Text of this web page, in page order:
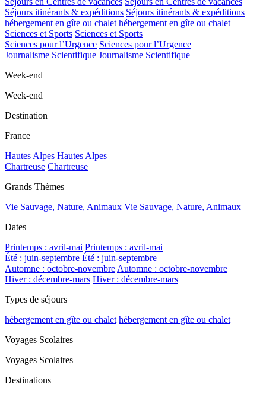
Séjours itinérants & expéditions Séjours itinérants & expéditions
hébergement en gîte ou chalet hébergement en gîte ou chalet
Sciences et Sports Sciences et Sports
Sciences pour l’Urgence Sciences pour l’Urgence
Journalisme Scientifique Journalisme Scientifique
Week-end
Week-end
Destination
France
Hautes Alpes Hautes Alpes
Chartreuse Chartreuse
Grands Thèmes
Vie Sauvage, Nature, Animaux Vie Sauvage, Nature, Animaux
Dates
Printemps : avril-mai Printemps : avril-mai
Été : juin-septembre Été : juin-septembre
Automne : octobre-novembre Automne : octobre-novembre
Hiver : décembre-mars Hiver : décembre-mars
Types de séjours
hébergement en gîte ou chalet hébergement en gîte ou chalet
Voyages Scolaires
Voyages Scolaires
Destinations